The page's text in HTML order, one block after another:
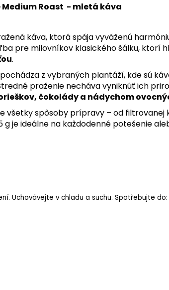
Medium Roast - mletá káva
káva, ktorá spája vyváženú
pre milovníkov klasického šálku, ktorí
.
z vybraných plantáží, kde sú
praženie necháva vyniknúť ich
čokolády a nádychom
všetky spôsoby prípravy – od filtrovanej
g je ideálne na každodenné potešenie
Uchovávejte v chladu a suchu. Spotřebujte do: